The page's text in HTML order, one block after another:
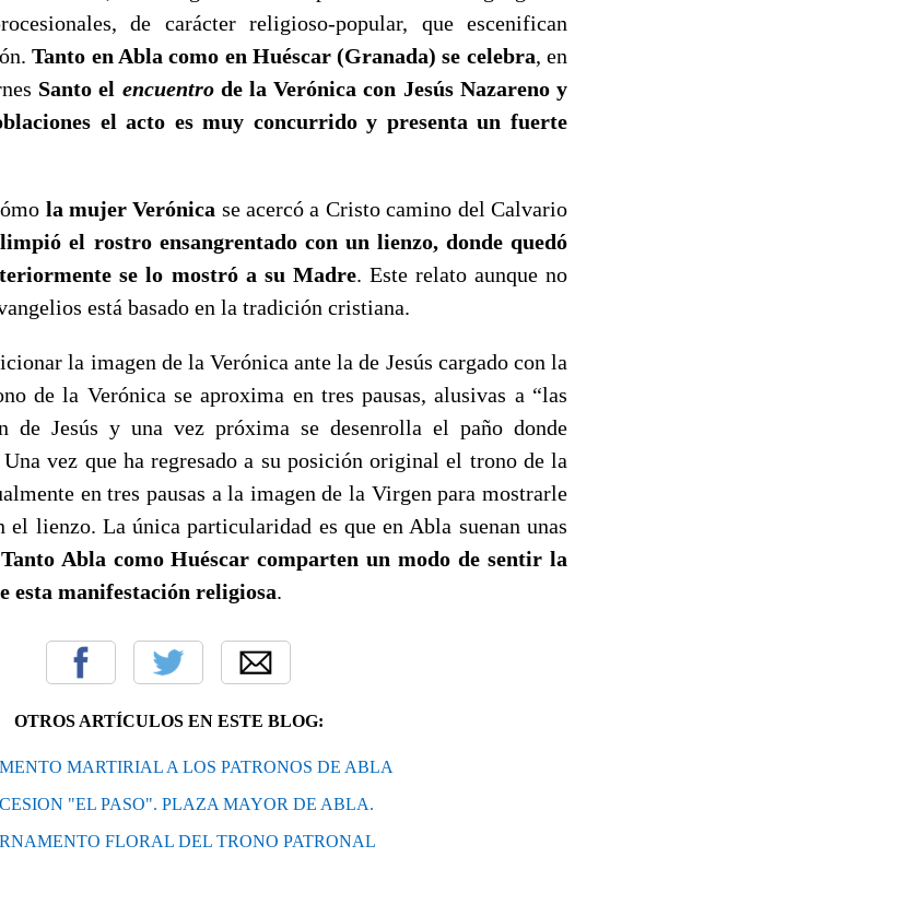
de carácter religioso-popular, que escenifican
Tanto en Abla como en Huéscar (Granada) se celebra, en
Santo el encuentrode la Verónica con Jesús Nazareno y
el acto es muy concurrido y presenta un fuerte
la mujer Verónica se acercó a Cristo camino del Calvario
el rostro ensangrentado con un lienzo, donde quedó
se lo mostró a su Madre. Este relato aunque no
está basado en la tradición cristiana.
la imagen de la Verónica ante la de Jesús cargado con la
de la Verónica se aproxima en tres pausas, alusivas a “las
de Jesús y una vez próxima se desenrolla el paño donde
Una vez que ha regresado a su posición original el trono de la
en tres pausas a la imagen de la Virgen para mostrarle
el lienzo. La única particularidad es que en Abla suenan unas
Tanto Abla como Huéscar comparten un modo de sentir la
esta manifestación religiosa.
OTROS ARTÍCULOS EN ESTE BLOG:
MARTIRIAL A LOS PATRONOS DE ABLA
"EL PASO". PLAZA MAYOR DE ABLA.
FLORAL DEL TRONO PATRONAL